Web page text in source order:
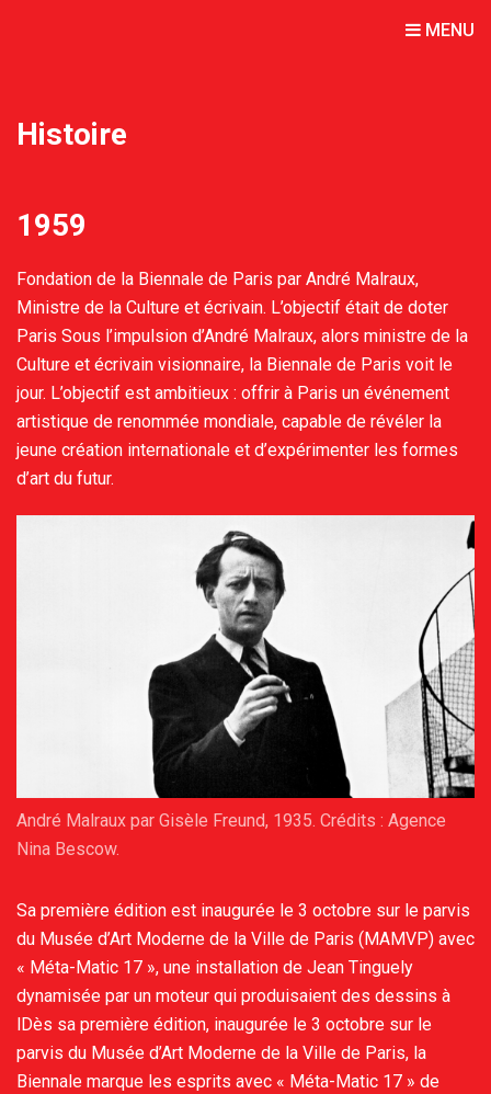
MENU
Histoire
1959
Fondation de la Biennale de Paris par André Malraux,
Ministre de la Culture et écrivain. L’objectif était de doter
Paris Sous l’impulsion d’André Malraux, alors ministre de la
Culture et écrivain visionnaire, la Biennale de Paris voit le
jour. L’objectif est ambitieux : offrir à Paris un événement
artistique de renommée mondiale, capable de révéler la
jeune création internationale et d’expérimenter les formes
d’art du futur.
André Malraux par Gisèle Freund, 1935. Crédits : Agence
Nina Bescow.
Sa première édition est inaugurée le 3 octobre sur le parvis
du Musée d’Art Moderne de la Ville de Paris (MAMVP) avec
« Méta-Matic 17 », une installation de Jean Tinguely
dynamisée par un moteur qui produisaient des dessins à
lDès sa première édition, inaugurée le 3 octobre sur le
parvis du Musée d’Art Moderne de la Ville de Paris, la
Biennale marque les esprits avec « Méta-Matic 17 » de